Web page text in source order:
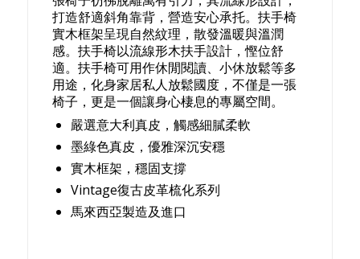
打造舒適斜角靠背，營造安心承托。扶手椅
實木框架呈現自然紋理，散發溫暖與溫潤
感。扶手椅以流線形木扶手設計，慳位舒
適。扶手椅可用作休閒閱讀、小休放鬆等多
用途，化身家居私人放鬆國度，不僅是一張
椅子，更是一個讓身心棲息的專屬空間。
嚴選意大利真皮，觸感細膩柔軟
墨綠色真皮，優雅深沉安穩
實木框架，穩固支撐
Vintage復古皮革梳化系列
馬來西亞製造及進口